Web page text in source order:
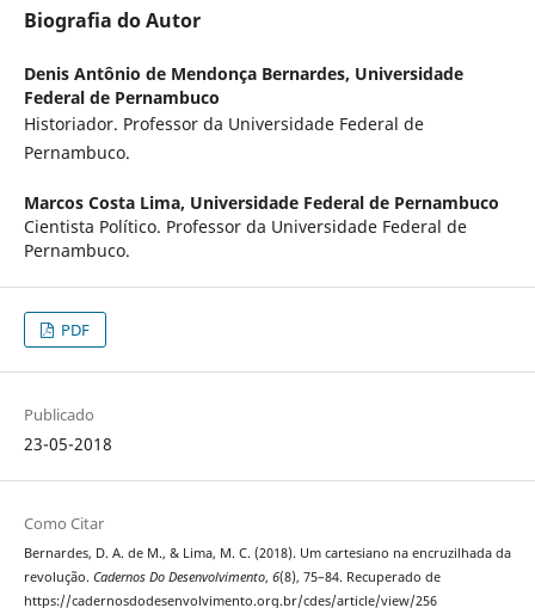
Biografia do Autor
Denis Antônio de Mendonça Bernardes, Universidade
Federal de Pernambuco
Historiador. Professor da Universidade Federal de
Pernambuco.
Marcos Costa Lima, Universidade Federal de Pernambuco
Cientista Político. Professor da Universidade Federal de
Pernambuco.
PDF
Publicado
23-05-2018
Como Citar
Bernardes, D. A. de M., & Lima, M. C. (2018). Um cartesiano na encruzilhada da
revolução. Cadernos Do Desenvolvimento, 6(8), 75–84. Recuperado de
https://cadernosdodesenvolvimento.org.br/cdes/article/view/256